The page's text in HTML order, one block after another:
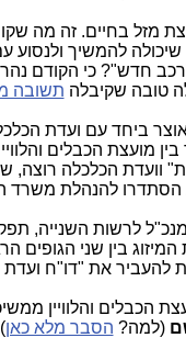
מזל בחיים. זה מה
שיכולה להמשיך
חדש"? כי הקודם
טובה שקיבלה תשובה
ביחד עם ועדת
מועצת הכבלים
וועדת הכלכלה רוצה,
הסתדרו להנהלת משרד
מנכ"ל לרשות השנייה,
בין שני הגופים
להעביר את "דו"ח
הכבלים והלוויין
(למה? הסבר מלא כאן